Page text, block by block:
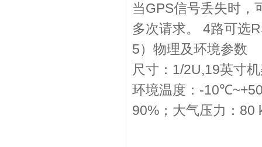
当GPS信号丢失时，
多次请求。
4路可选
5）物理及环境参数
尺寸： 1/2U,19英寸
环境温度： -10℃
90% ；大气压力： 80